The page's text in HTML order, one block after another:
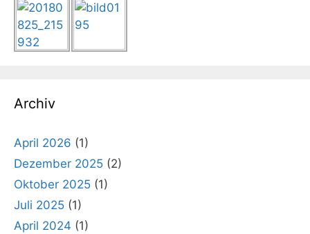
Archiv
April 2026 (1)
Dezember 2025 (2)
Oktober 2025 (1)
Juli 2025 (1)
April 2024 (1)